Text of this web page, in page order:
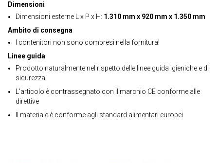
Dimensioni
Dimensioni esterne L x P x H: 1.310 mm x 920 mm x 1.350 mm
Ambito di consegna
I contenitori non sono compresi nella fornitura!
Linee guida
Prodotto naturalmente nel rispetto delle linee guida igieniche e di
sicurezza
L'articolo è contrassegnato con il marchio CE conforme alle
direttive
Il materiale è conforme agli standard alimentari europei